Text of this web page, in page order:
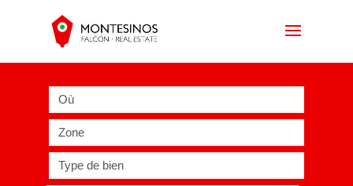
Où
Zone
Type de bien